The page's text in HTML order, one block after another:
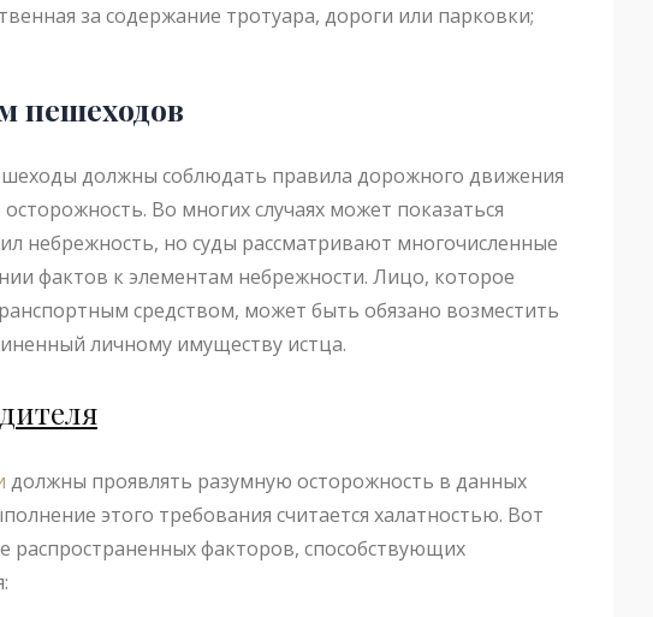
за содержание тротуара, дороги или парковки;
пешеходов
должны соблюдать правила дорожного движения
Во многих случаях может показаться
небрежность, но суды рассматривают многочисленные
фактов к элементам небрежности. Лицо, которое
средством, может быть обязано возместить
личному имуществу истца.
должны проявлять разумную осторожность в данных
этого требования считается халатностью. Вот
распространенных факторов, способствующих